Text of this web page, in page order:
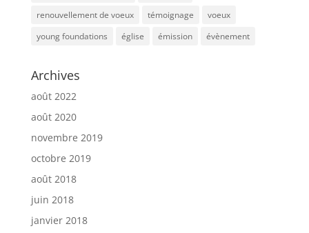
renouvellement de voeux
témoignage
voeux
young foundations
église émission évènement
Archives
août 2022
août 2020
novembre 2019
octobre 2019
août 2018
juin 2018
janvier 2018